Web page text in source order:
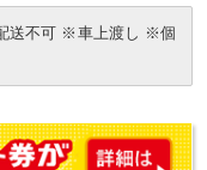
送不可 ※車上渡し ※個